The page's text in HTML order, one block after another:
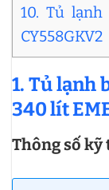
10. Tủ
CY558GKV2
1. Tủ lạnh
340 lít
Thông số